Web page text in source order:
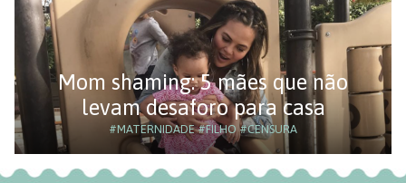
Mom shaming: 5 mães que não
levam desaforo para casa
#MATERNIDADE#FILHO#CENSURA